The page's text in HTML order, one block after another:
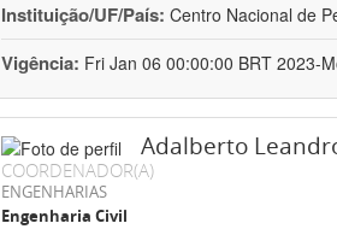
Instituição/UF/País: Centro Nacional de
Vigência: Fri Jan 06 00:00:00 BRT 2023-
Adalberto
COORDENADOR(A)
ENGENHARIAS
Engenharia Civil